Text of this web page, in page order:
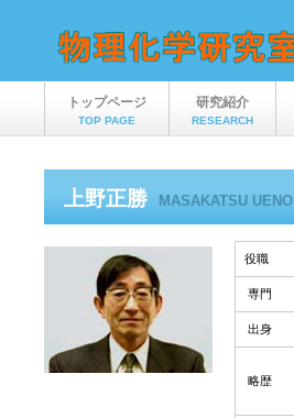
上野正勝 MASAKATSU UENO
役職
専門
出身
略歴
トップページ
TOP PAGE
研究紹介
RESEARCH